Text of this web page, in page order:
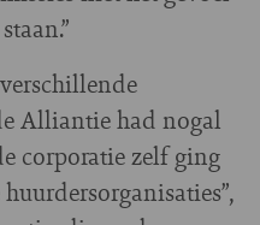
Alliantie had nogal
corporatie zelf ging